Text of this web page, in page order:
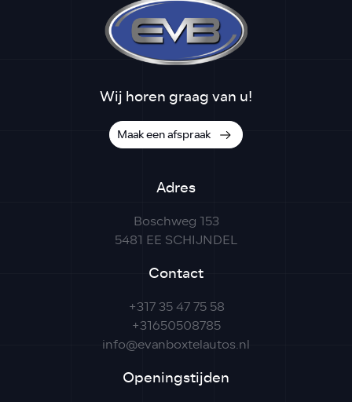
Adres
Boschweg 153
5481 EE SCHIJNDEL
Contact
+317 35 47 75 58
+31650508785
info@evanboxtelautos.nl
Openingstijden
Wij horen graag van u!
Maak een afspraak